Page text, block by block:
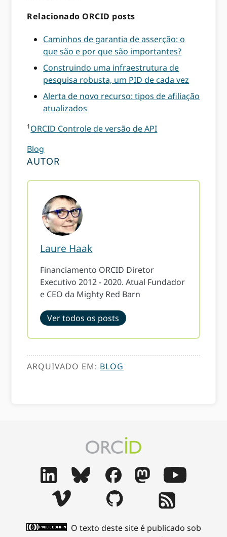
Relacionado ORCID posts
Caminhos de garantia de asserção: o
que são e por que são importantes?
Construindo uma infraestrutura de
pesquisa robusta, um PID de cada vez
Alerta de novo recurso: tipos de afiliação
atualizados
1ORCID Controle de versão de API
Blog
AUTOR
Laure Haak
Financiamento ORCID Diretor
Executivo 2012 - 2020. Atual Fundador
e CEO da Mighty Red Barn
Ver todos os posts
ARQUIVADO EM: BLOG
O texto deste site é publicado sob